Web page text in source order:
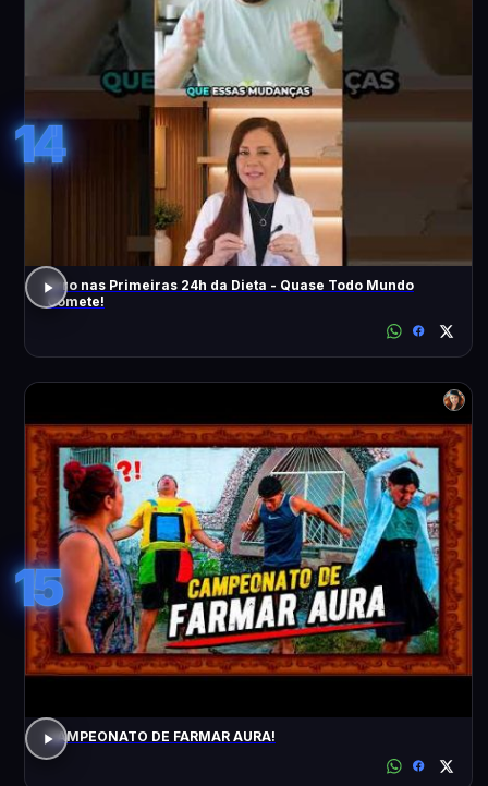
14
Erro nas Primeiras 24h da Dieta - Quase Todo Mundo
Comete!
15
CAMPEONATO DE FARMAR AURA!